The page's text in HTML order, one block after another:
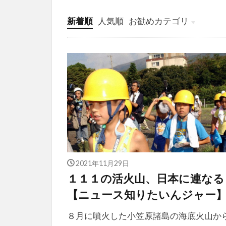
新着順 人気順 お勧めカテゴリ
投稿
学び
マンガ
電子書籍
2021年11月29日
１１１の活火山、日本に連なる
【ニュース知りたいんジャー
８月に噴火した小笠原諸島の海底火山か